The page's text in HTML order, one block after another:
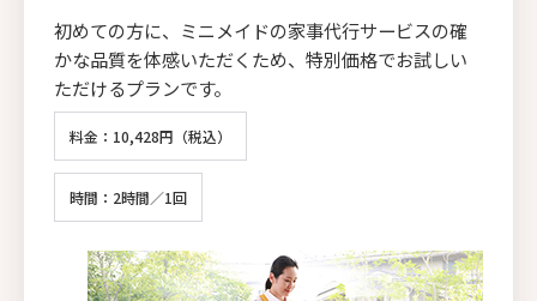
初めての方に、ミニメイドの家事代行サービスの確
かな品質を体感いただくため、特別価格でお試しい
ただけるプランです。
料金：10,428円（税込）
時間：2時間／1回